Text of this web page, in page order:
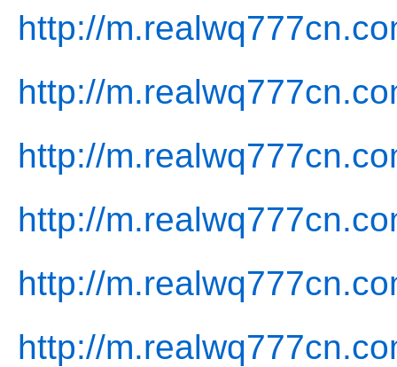
http://
http://
http://
http://
http://
http://